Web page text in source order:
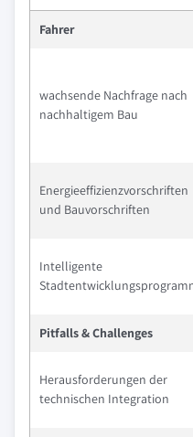
Fahrer
wachsende Nachfrage nach
nachhaltigem Bau
Energieeffizienzvorschriften
und Bauvorschriften
Intelligente
Pitfalls & Challenges
Herausforderungen der
technischen Integration